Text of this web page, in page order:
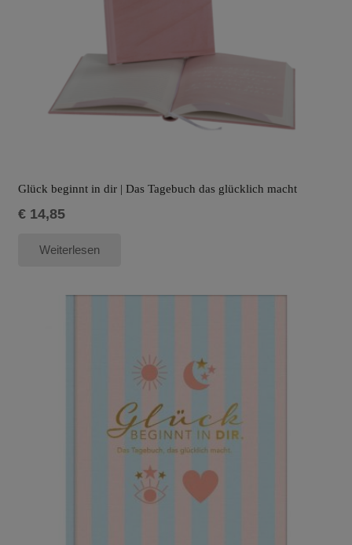
Glück beginnt in dir | Das Tagebuch das glücklich macht
€14,85
Weiterlesen